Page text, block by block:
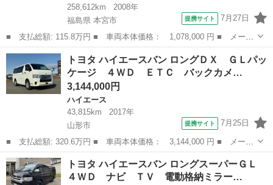
258,612km
2008年
福島県 本宮市
提携サイト 7月27日
■ 支払総額: 115.8万円 ■ 車両本体価格： 1,078,000 円 ■ メーカ
ー名： トヨタ ■ 車種名： ハイエースバン ■ グレード名： ロ
ングＤＸ 車検整備付き ディーゼル ４ＷＤ ナビ ＥＴＣ エア
コン パ...
福島 本宮市 ハイエース
トヨタ ハイエースバン ロングＤＸ ＧＬパッ
ケージ ４ＷＤ ＥＴＣ バックカメ…
3,144,000円
ハイエース
43,815km
2017年
山形市
提携サイト 7月25日
■ 支払総額: 320.6万円 ■ 車両本体価格： 3,144,000 円 ■ メーカ
ー名： トヨタ ■ 車種名： ハイエースバン ■ グレード名： ロ
ングＤＸ ＧＬパッケージ ４ＷＤ ＥＴＣ バックカメラ ■ 排気
量： ...
山形 山形市 ハイエース
トヨタ ハイエースバン ロングスーパーＧＬ
４ＷＤ ナビ ＴＶ 電動格納ミラー…